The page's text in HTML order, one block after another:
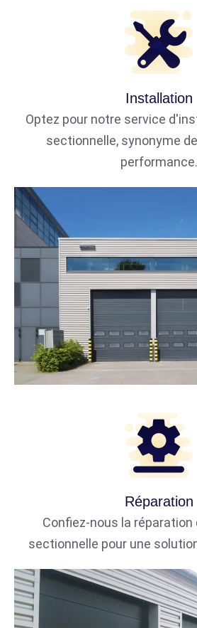
Installation
Optez pour notre service
sectionnelle, synonyme
performance.
Réparation
Confiez-nous la
sectionnelle pour une